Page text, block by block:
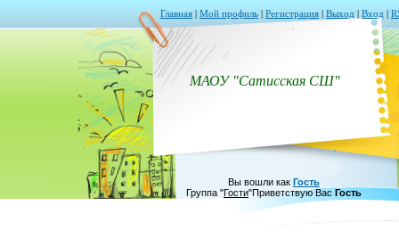
Главная Мой профиль Регистрация Выход Вход
МАОУ "Сатисская СШ"
Вы вошли как Гость
Группа "Гости"Приветствую Вас Гость